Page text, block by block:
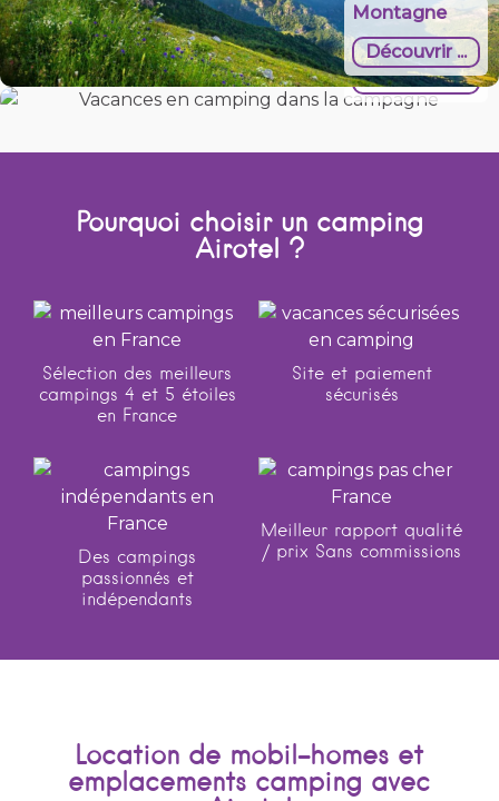
Montagne
Découvrir ...
Campagne
Découvrir ...
Pourquoi choisir un camping
Airotel ?
Sélection des meilleurs
campings 4 et 5 étoiles
en France
Site et paiement
sécurisés
Des campings
passionnés et
indépendants
Meilleur rapport qualité
/ prix Sans commissions
Location de mobil-homes et
emplacements camping avec